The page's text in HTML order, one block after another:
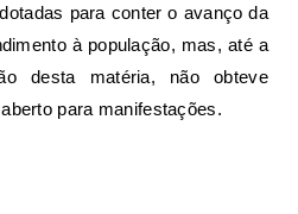
para conter o avanço da
à população, mas, até a
desta matéria, não obteve
para manifestações.